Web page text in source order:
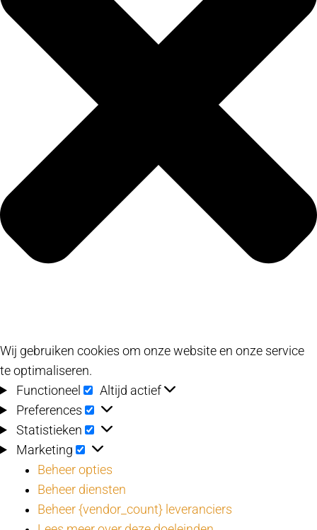
Wij gebruiken cookies om onze website en onze service
te optimaliseren.
Functioneel
Functioneel
Altijd actief
Preferences
Preferences
Statistieken Statistieken
Marketing Marketing
Beheer opties
Beheer diensten
Beheer {vendor_count} leveranciers